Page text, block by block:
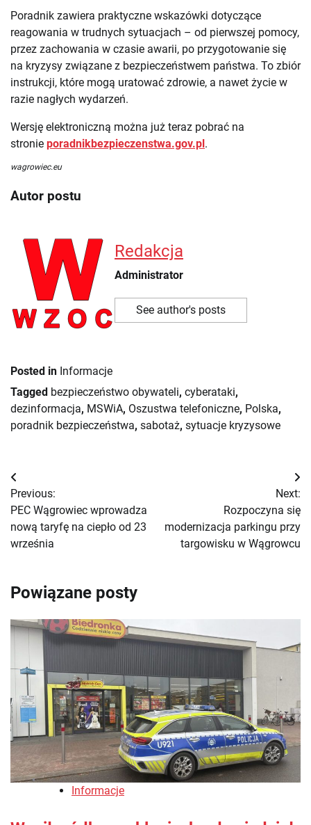
Poradnik zawiera praktyczne wskazówki dotyczące
reagowania w trudnych sytuacjach – od pierwszej pomocy,
przez zachowania w czasie awarii, po przygotowanie się
na kryzysy związane z bezpieczeństwem państwa. To zbiór
instrukcji, które mogą uratować zdrowie, a nawet życie w
razie nagłych wydarzeń.
Wersję elektroniczną można już teraz pobrać na
stronie poradnikbezpieczenstwa.gov.pl .
wagrowiec.eu
Autor postu
Redakcja
Administrator
See author's posts
Posted in Informacje
Tagged bezpieczeństwo obywateli, cyberataki,
dezinformacja, MSWiA, Oszustwa telefoniczne, Polska,
poradnik bezpieczeństwa, sabotaż, sytuacje kryzysowe
Nawigacja
wpisu
Previous:
PEC Wągrowiec wprowadza
nową taryfę na ciepło od 23
września
Next:
Rozpoczyna się
modernizacja parkingu przy
targowisku w Wągrowcu
Powiązane posty
Informacje